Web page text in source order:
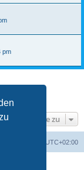
pm
Gehe zu
UTC+02:00
Limited